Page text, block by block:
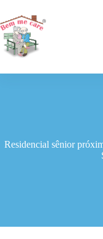
para
o
conteúdo
Residencial sênior